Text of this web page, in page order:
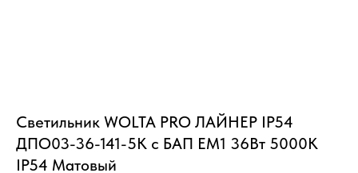
Светильник WOLTA PRO ЛАЙНЕР IP54
ДПО03-36-141-5К с БАП EM1 36Вт 5000К
IP54 Матовый